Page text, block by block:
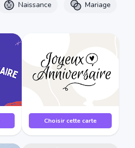
Naissance Mariage
Choisir cette carte